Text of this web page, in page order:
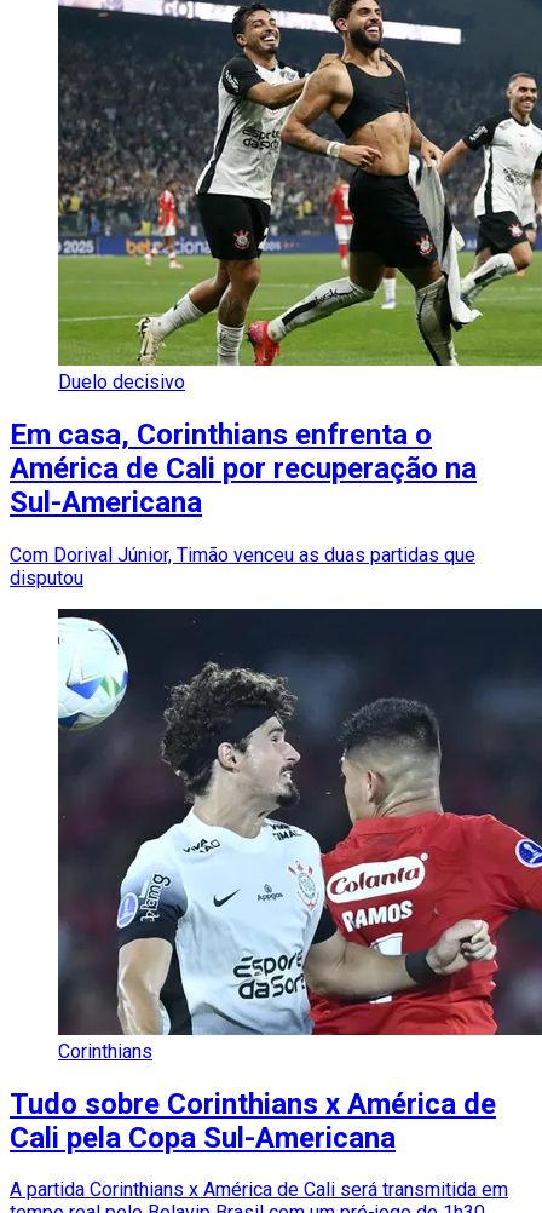
Duelo decisivo
Em casa, Corinthians enfrenta o
América de Cali por recuperação na
Sul-Americana
Com Dorival Júnior, Timão venceu as duas partidas que
disputou
Corinthians
Tudo sobre Corinthians x América de
Cali pela Copa Sul-Americana
A partida Corinthians x América de Cali será transmitida em